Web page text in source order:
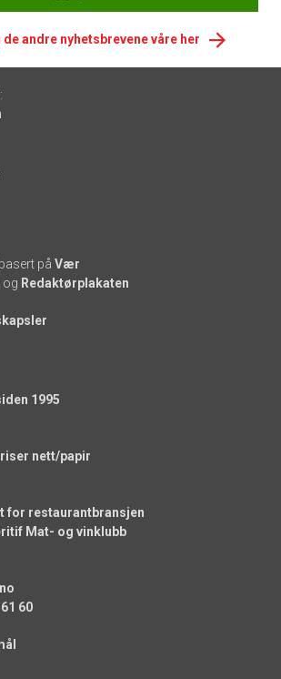
de andre nyhetsbrevene våre her
på Vær
og Redaktørplakaten
1995
nett/papir
for restaurantbransjen
Mat- og vinklubb
60